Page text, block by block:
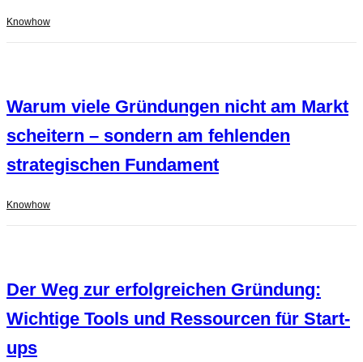
Knowhow
Warum viele Gründungen nicht am Markt
scheitern – sondern am fehlenden
strategischen Fundament
Knowhow
Der Weg zur erfolgreichen Gründung:
Wichtige Tools und Ressourcen für Start-
ups